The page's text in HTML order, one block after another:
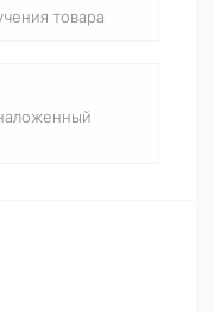
товара